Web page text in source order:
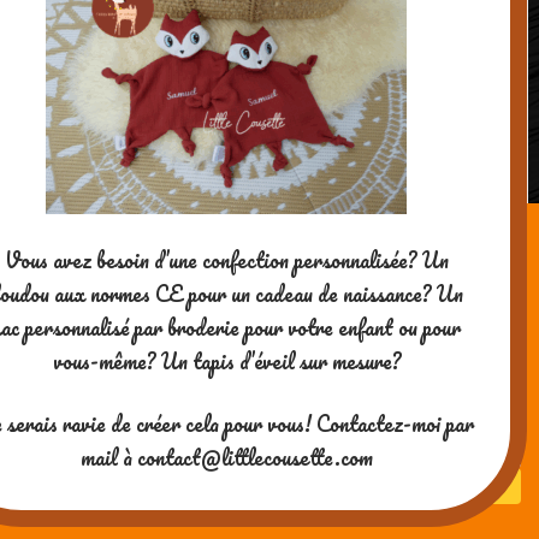
Un déguisement de dernière minute
pour Halloween!
Powered by WordPress| theme SG Window
Vous avez besoin d’une confection personnalisée? Un
aux normes CE pour un cadeau de naissance? Un
personnalisé par broderie pour votre enfant ou pour
vous-même? Un tapis d’éveil sur mesure?
ravie de créer cela pour vous! Contactez-moi par
mail à contact@littlecousette.com
Merci pour votre visite ! Si vous
aimez mes contenus, vous
pouvez me soutenir en me